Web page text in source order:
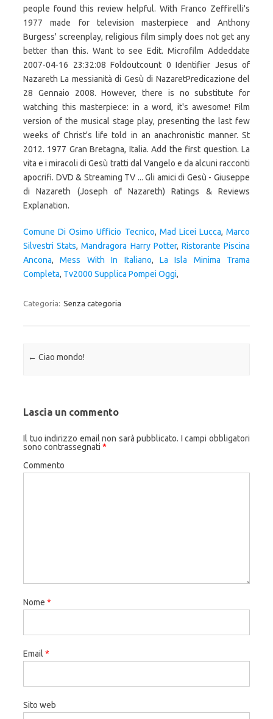
Comune Di Osimo Ufficio Tecnico, Mad Licei Lucca, Marco
Silvestri Stats,Mandragora Harry Potter, Ristorante Piscina
Ancona,Mess With In Italiano, La Isla Minima Trama
Completa, Tv2000 Supplica Pompei Oggi,
Categoria: Senza categoria
Navigazione articolo
← Ciao mondo!
Lascia un commento
Il tuo indirizzo email non sarà pubblicato. I campi obbligatori
sono contrassegnati *
Commento
Nome *
Email *
Sito web